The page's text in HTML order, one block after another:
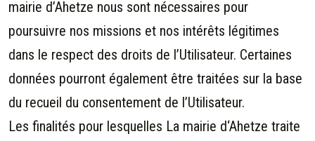
mairie d’Ahetze nous sont nécessaires pour
poursuivre nos missions et nos intérêts légitimes
dans le respect des droits de l’Utilisateur. Certaines
données pourront également être traitées sur la base
du recueil du consentement de l’Utilisateur.
Les finalités pour lesquelles La mairie d‘Ahetze traite